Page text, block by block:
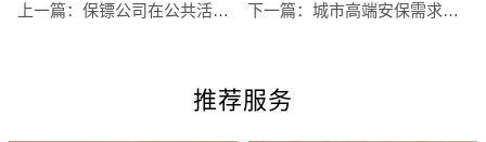
上一篇： 保镖公司在公共活动中的重要作用 下一篇：城市高端安保需求激增，专业保镖服务成新趋势
推荐服务